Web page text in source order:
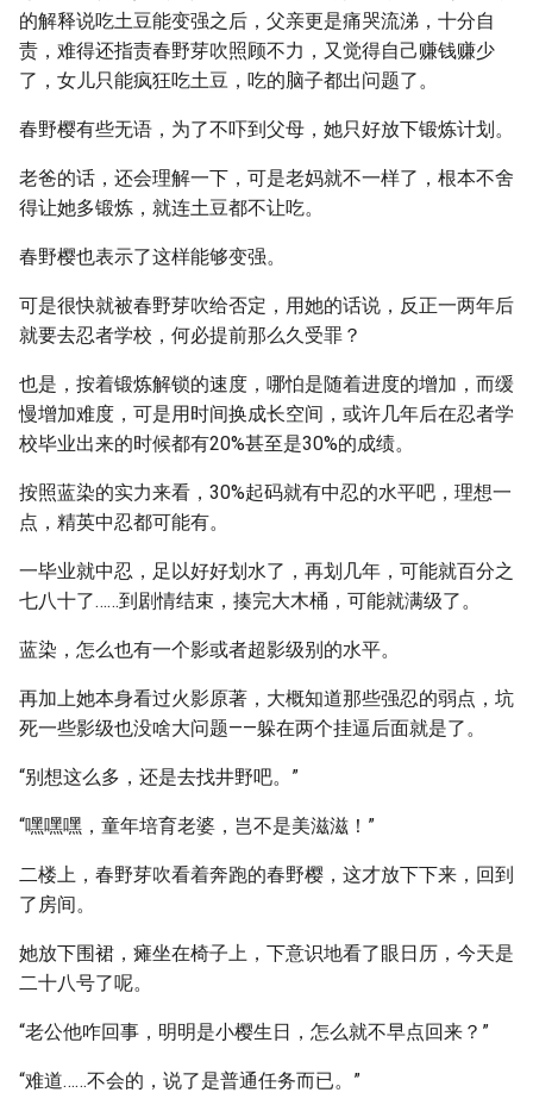
的解释说吃土豆能变强之后，父亲更是痛哭流涕，十分自
责，难得还指责春野芽吹照顾不力，又觉得自己赚钱赚少
了，女儿只能疯狂吃土豆，吃的脑子都出问题了。
春野樱有些无语，为了不吓到父母，她只好放下锻炼计划。
老爸的话，还会理解一下，可是老妈就不一样了，根本不舍
得让她多锻炼，就连土豆都不让吃。
春野樱也表示了这样能够变强。
可是很快就被春野芽吹给否定，用她的话说，反正一两年后
就要去忍者学校，何必提前那么久受罪？
也是，按着锻炼解锁的速度，哪怕是随着进度的增加，而缓
慢增加难度，可是用时间换成长空间，或许几年后在忍者学
校毕业出来的时候都有20%甚至是30%的成绩。
按照蓝染的实力来看，30%起码就有中忍的水平吧，理想一
点，精英中忍都可能有。
一毕业就中忍，足以好好划水了，再划几年，可能就百分之
七八十了……到剧情结束，揍完大木桶，可能就满级了。
蓝染，怎么也有一个影或者超影级别的水平。
再加上她本身看过火影原著，大概知道那些强忍的弱点，坑
死一些影级也没啥大问题——躲在两个挂逼后面就是了。
“别想这么多，还是去找井野吧。”
“嘿嘿嘿，童年培育老婆，岂不是美滋滋！”
二楼上，春野芽吹看着奔跑的春野樱，这才放下下来，回到
了房间。
她放下围裙，瘫坐在椅子上，下意识地看了眼日历，今天是
二十八号了呢。
“老公他咋回事，明明是小樱生日，怎么就不早点回来？”
“难道……不会的，说了是普通任务而已。”